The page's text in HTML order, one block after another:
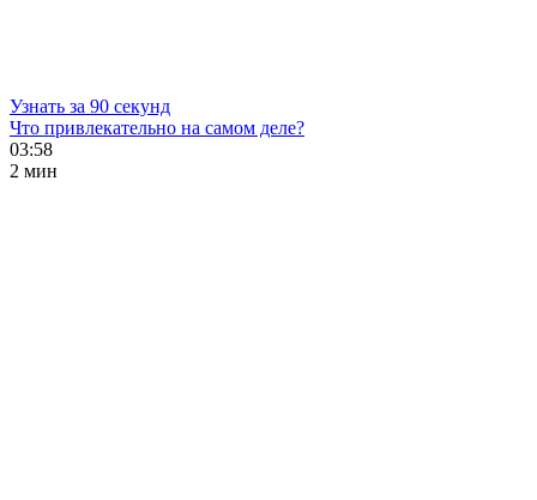
Узнать за 90 секунд
Что привлекательно на самом деле?
03:58
2 мин